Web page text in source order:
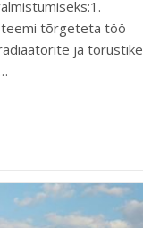
tõrgeteta töö
ja torustike